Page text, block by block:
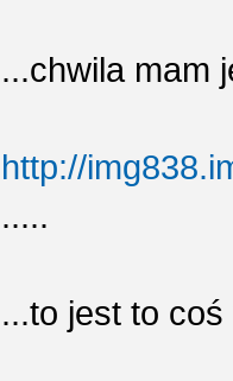
...chwila mam
http://
.....
...to jest to